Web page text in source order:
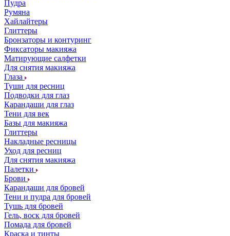
Пудра
Румяна
Хайлайтеры
Глиттеры
Бронзаторы и контуринг
Фиксаторы макияжа
Матирующие салфетки
Для снятия макияжа
Глаза
Туши для ресниц
Подводки для глаз
Карандаши для глаз
Тени для век
Базы для макияжа
Глиттеры
Накладные ресницы
Уход для ресниц
Для снятия макияжа
Палетки
Брови
Карандаши для бровей
Тени и пудра для бровей
Тушь для бровей
Гель, воск для бровей
Помада для бровей
Краска и тинты